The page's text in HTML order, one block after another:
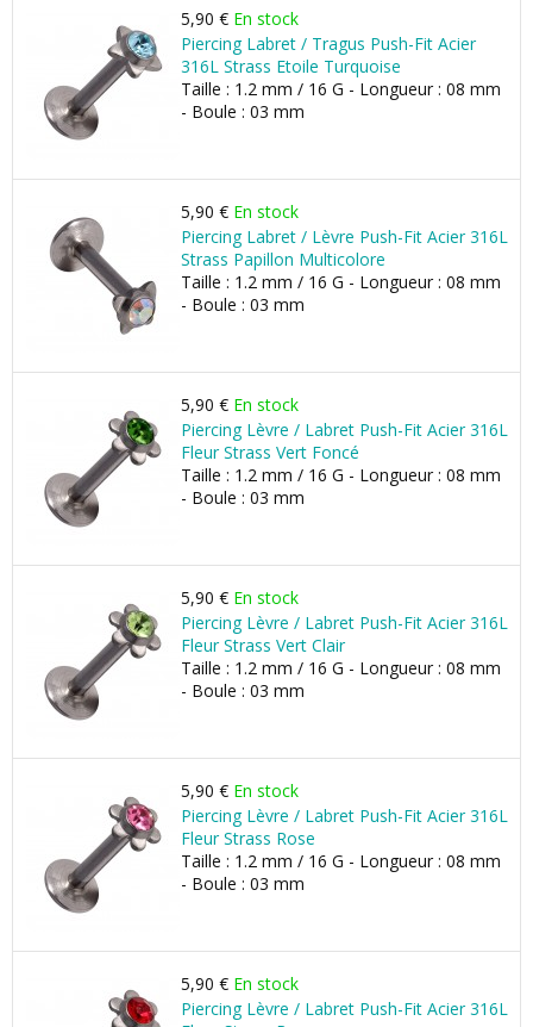
5,90 € En stock
Piercing Labret / Tragus Push-Fit Acier
316L Strass Etoile Turquoise
Taille : 1.2 mm / 16 G - Longueur : 08 mm
- Boule : 03 mm
5,90 € En stock
Piercing Labret / Lèvre Push-Fit Acier 316L
Strass Papillon Multicolore
Taille : 1.2 mm / 16 G - Longueur : 08 mm
- Boule : 03 mm
5,90 € En stock
Piercing Lèvre / Labret Push-Fit Acier 316L
Fleur Strass Vert Foncé
Taille : 1.2 mm / 16 G - Longueur : 08 mm
- Boule : 03 mm
5,90 € En stock
Piercing Lèvre / Labret Push-Fit Acier 316L
Fleur Strass Vert Clair
Taille : 1.2 mm / 16 G - Longueur : 08 mm
- Boule : 03 mm
5,90 € En stock
Piercing Lèvre / Labret Push-Fit Acier 316L
Fleur Strass Rose
Taille : 1.2 mm / 16 G - Longueur : 08 mm
- Boule : 03 mm
5,90 € En stock
Piercing Lèvre / Labret Push-Fit Acier 316L